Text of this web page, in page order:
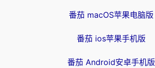
番茄 macOS苹果电脑版
番茄 ios苹果手机版
番茄 Android安卓手机版